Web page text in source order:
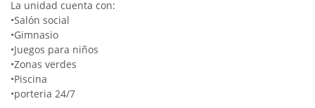
La unidad cuenta con:
•Salón social
•Gimnasio
•Juegos para niños
•Zonas verdes
•Piscina
•porteria 24/7